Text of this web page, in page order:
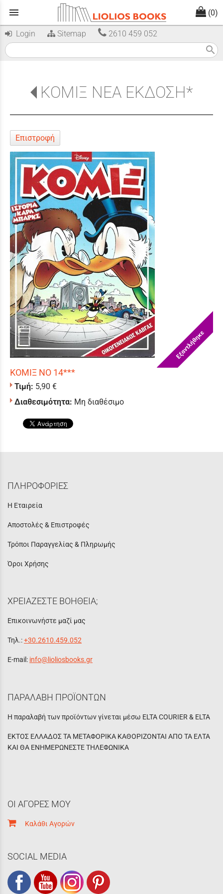
menu (0)
Login Sitemap 2610 459 052
search
ΚΟΜΙΞ ΝΕΑ ΕΚΔΟΣΗ*
Επιστροφή
Εξαντλήθηκε
ΚΟΜΙΞ ΝΟ 14***
Τιμή: 5,90 €
Διαθεσιμότητα: Μη διαθέσιμο
ΠΛΗΡΟΦΟΡΙΕΣ
Η Εταιρεία
Αποστολές & Επιστροφές
Τρόποι Παραγγελίας & Πληρωμής
Όροι Χρήσης
ΧΡΕΙΑΖΕΣΤΕ ΒΟΗΘΕΙΑ;
Επικοινωνήστε μαζί μας
Τηλ.:+30.2610.459.052
E-mail: info@lioliosbooks.gr
ΠΑΡΑΛΑΒΗ ΠΡΟΪΟΝΤΩΝ
Η παραλαβή των προϊόντων γίνεται μέσω ELTA COURIER & ELTA
ΕΚΤΟΣ ΕΛΛΑΔΟΣ ΤΑ ΜΕΤΑΦΟΡΙΚΑ ΚΑΘΟΡΙΖΟΝΤΑΙ ΑΠΟ ΤΑ ΕΛΤΑ
ΚΑΙ ΘΑ ΕΝΗΜΕΡΩΝΕΣΤΕ ΤΗΛΕΦΩΝΙΚΑ
ΟΙ ΑΓΟΡΕΣ ΜΟΥ
Καλάθι Αγορών
SOCIAL MEDIA